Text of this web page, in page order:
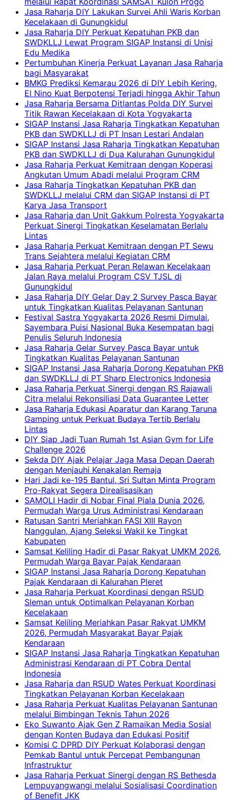
Jasa Raharja DIY Lakukan Survei Ahli Waris Korban
Kecelakaan di Gunungkidul
Jasa Raharja DIY Perkuat Kepatuhan PKB dan
SWDKLLJ Lewat Program SIGAP Instansi di Unisi
Edu Medika
Pertumbuhan Kinerja Perkuat Layanan Jasa Raharja
bagi Masyarakat
BMKG Prediksi Kemarau 2026 di DIY Lebih Kering,
El Nino Kuat Berpotensi Terjadi hingga Akhir Tahun
Jasa Raharja Bersama Ditlantas Polda DIY Survei
Titik Rawan Kecelakaan di Kota Yogyakarta
SIGAP Instansi Jasa Raharja Tingkatkan Kepatuhan
PKB dan SWDKLLJ di PT Insan Lestari Andalan
SIGAP Instansi Jasa Raharja Tingkatkan Kepatuhan
PKB dan SWDKLLJ di Dua Kalurahan Gunungkidul
Jasa Raharja Perkuat Kemitraan dengan Koperasi
Angkutan Umum Abadi melalui Program CRM
Jasa Raharja Tingkatkan Kepatuhan PKB dan
SWDKLLJ melalui CRM dan SIGAP Instansi di PT
Karya Jasa Transport
Jasa Raharja dan Unit Gakkum Polresta Yogyakarta
Perkuat Sinergi Tingkatkan Keselamatan Berlalu
Lintas
Jasa Raharja Perkuat Kemitraan dengan PT Sewu
Trans Sejahtera melalui Kegiatan CRM
Jasa Raharja Perkuat Peran Relawan Kecelakaan
Jalan Raya melalui Program CSV TJSL di
Gunungkidul
Jasa Raharja DIY Gelar Day 2 Survey Pasca Bayar
untuk Tingkatkan Kualitas Pelayanan Santunan
Festival Sastra Yogyakarta 2026 Resmi Dimulai,
Sayembara Puisi Nasional Buka Kesempatan bagi
Penulis Seluruh Indonesia
Jasa Raharja Gelar Survey Pasca Bayar untuk
Tingkatkan Kualitas Pelayanan Santunan
SIGAP Instansi Jasa Raharja Dorong Kepatuhan PKB
dan SWDKLLJ di PT Sharp Electronics Indonesia
Jasa Raharja Perkuat Sinergi dengan RS Rajawali
Citra melalui Rekonsiliasi Data Guarantee Letter
Jasa Raharja Edukasi Aparatur dan Karang Taruna
Gamping untuk Perkuat Budaya Tertib Berlalu
Lintas
DIY Siap Jadi Tuan Rumah 1st Asian Gym for Life
Challenge 2026
Sekda DIY Ajak Pelajar Jaga Masa Depan Daerah
dengan Menjauhi Kenakalan Remaja
Hari Jadi ke-195 Bantul, Sri Sultan Minta Program
Pro-Rakyat Segera Direalisasikan
SAMOLI Hadir di Nobar Final Piala Dunia 2026,
Permudah Warga Urus Administrasi Kendaraan
Ratusan Santri Meriahkan FASI XIII Rayon
Nanggulan, Ajang Seleksi Wakil ke Tingkat
Kabupaten
Samsat Keliling Hadir di Pasar Rakyat UMKM 2026,
Permudah Warga Bayar Pajak Kendaraan
SIGAP Instansi Jasa Raharja Dorong Kepatuhan
Pajak Kendaraan di Kalurahan Pleret
Jasa Raharja Perkuat Koordinasi dengan RSUD
Sleman untuk Optimalkan Pelayanan Korban
Kecelakaan
Samsat Keliling Meriahkan Pasar Rakyat UMKM
2026, Permudah Masyarakat Bayar Pajak
Kendaraan
SIGAP Instansi Jasa Raharja Tingkatkan Kepatuhan
Administrasi Kendaraan di PT Cobra Dental
Indonesia
Jasa Raharja dan RSUD Wates Perkuat Koordinasi
Tingkatkan Pelayanan Korban Kecelakaan
Jasa Raharja Perkuat Kualitas Pelayanan Santunan
melalui Bimbingan Teknis Tahun 2026
Eko Suwanto Ajak Gen Z Ramaikan Media Sosial
dengan Konten Budaya dan Edukasi Positif
Komisi C DPRD DIY Perkuat Kolaborasi dengan
Pemkab Bantul untuk Percepat Pembangunan
Infrastruktur
Jasa Raharja Perkuat Sinergi dengan RS Bethesda
Lempuyangwangi melalui Sosialisasi Coordination
of Benefit JKK